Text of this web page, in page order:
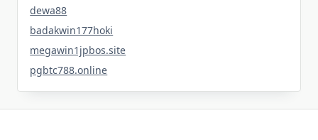
dewa88
badakwin177hoki
megawin1jpbos.site
pgbtc788.online